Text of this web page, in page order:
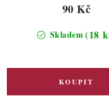
Skladem(18
90 Kč